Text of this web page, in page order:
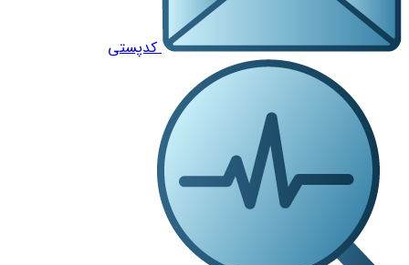
کدپستی